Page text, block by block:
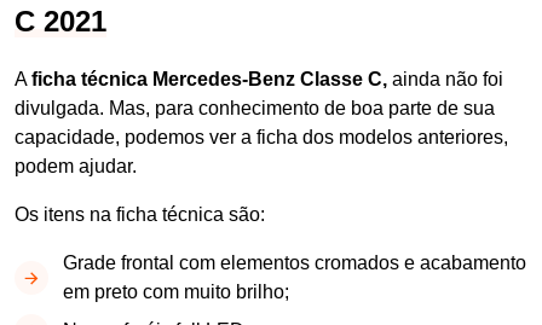
C 2021
Aficha técnica Mercedes-Benz Classe C, ainda não foi
divulgada. Mas, para conhecimento de boa parte de sua
capacidade, podemos ver a ficha dos modelos anteriores,
podem ajudar.
Os itens na ficha técnica são:
Grade frontal com elementos cromados e acabamento
em preto com muito brilho;